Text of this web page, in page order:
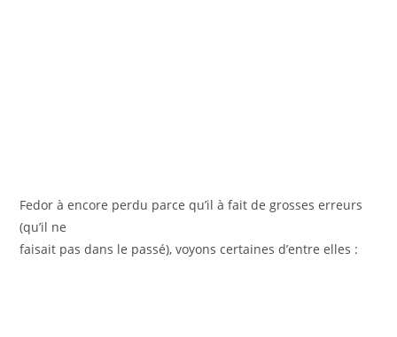
Fedor à encore perdu parce qu’il à fait de grosses erreurs
(qu’il ne
faisait pas dans le passé), voyons certaines d’entre elles :